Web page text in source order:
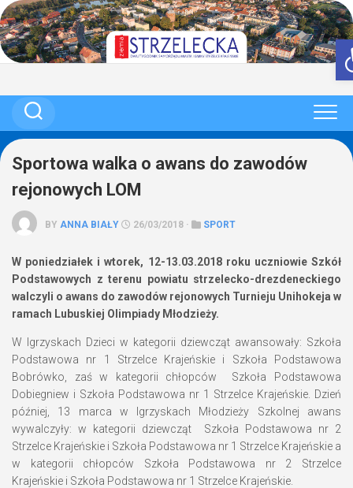
Skip
to
content
Sportowa walka o awans do zawodów
rejonowych LOM
BY ANNA BIAŁY 26/03/2018 · SPORT
W poniedziałek i wtorek, 12-13.03.2018 roku uczniowie Szkół
Podstawowych z terenu powiatu strzelecko-drezdeneckiego
walczyli o awans do zawodów rejonowych Turnieju Unihokeja w
ramach Lubuskiej Olimpiady Młodzieży.
W Igrzyskach Dzieci w kategorii dziewcząt awansowały: Szkoła
Podstawowa nr 1 Strzelce Krajeńskie i Szkoła Podstawowa
Bobrówko, zaś w kategorii chłopców Szkoła Podstawowa
Dobiegniew i Szkoła Podstawowa nr 1 Strzelce Krajeńskie. Dzień
później, 13 marca w Igrzyskach Młodzieży Szkolnej awans
wywalczyły: w kategorii dziewcząt Szkoła Podstawowa nr 2
Strzelce Krajeńskie i Szkoła Podstawowa nr 1 Strzelce Krajeńskie a
w kategorii chłopców Szkoła Podstawowa nr 2 Strzelce
Krajeńskie i Szkoła Podstawowa nr 1 Strzelce Krajeńskie.